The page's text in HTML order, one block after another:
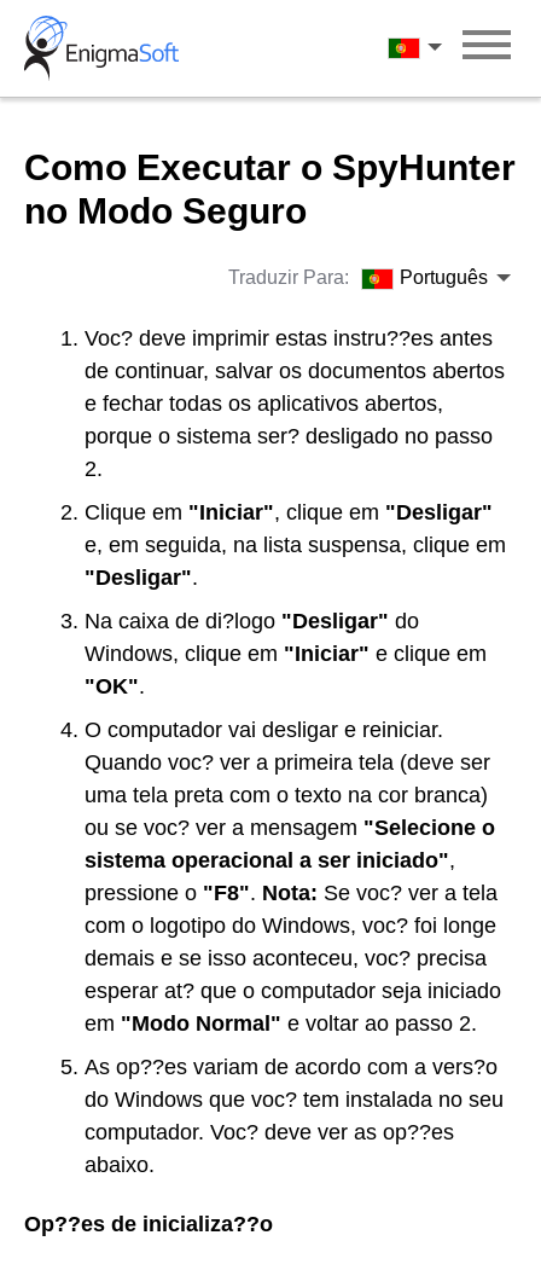
Skip
content
Português
Como Executar o SpyHunter
no Modo Seguro
Traduzir Para: Português
Voc? deve imprimir estas instru??es antes
de continuar, salvar os documentos abertos
e fechar todas os aplicativos abertos,
porque o sistema ser? desligado no passo
2.
Clique em "Iniciar", clique em "Desligar"
e, em seguida, na lista suspensa, clique em
"Desligar".
Na caixa de di?logo "Desligar" do
Windows, clique em "Iniciar" e clique em
"OK".
O computador vai desligar e reiniciar.
Quando voc? ver a primeira tela (deve ser
uma tela preta com o texto na cor branca)
ou se voc? ver a mensagem "Selecione o
sistema operacional a ser iniciado",
pressione o "F8". Nota: Se voc? ver a tela
com o logotipo do Windows, voc? foi longe
demais e se isso aconteceu, voc? precisa
esperar at? que o computador seja iniciado
em "Modo Normal" e voltar ao passo 2.
As op??es variam de acordo com a vers?o
do Windows que voc? tem instalada no seu
computador. Voc? deve ver as op??es
abaixo.
Op??es de inicializa??o